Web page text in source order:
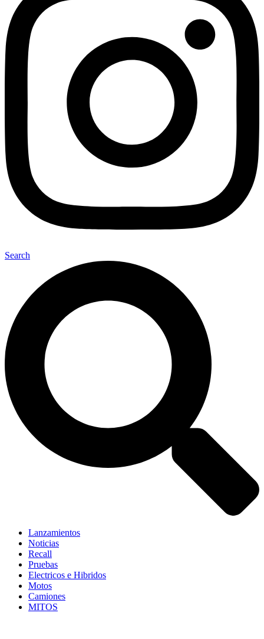
Search
Lanzamientos
Noticias
Recall
Pruebas
Electricos e Hibridos
Motos
Camiones
MITOS